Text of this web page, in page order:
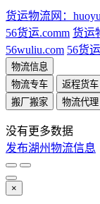
货运物流网：
56货运.comm 货运
56wuliu.com 56货
物流信息
物流专车
返程货车
搬厂搬家
物流代理
没有更多数据
发布湖州物流信息
×